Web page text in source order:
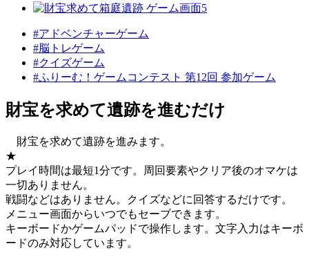
#アドベンチャーゲーム
#脳トレゲーム
#クイズゲーム
#ふりーむ！ゲームコンテスト 第12回 参加ゲーム
財宝を求めて遺跡を進むだけ
財宝を求めて遺跡を進みます。
★
プレイ時間は最短1分です。周回要素やクリア後のオマケは
一切ありません。
戦闘などはありません。クイズなどに回答するだけです。
メニュー画面からいつでもセーブできます。
キーボードかゲームパッドで操作します。文字入力はキーボ
ードのみ対応しています。